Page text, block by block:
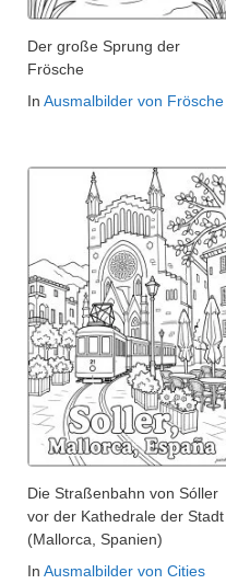
Der große Sprung der
Frösche
In Ausmalbilder von Frösche
Die Straßenbahn von Sóller
vor der Kathedrale der Stadt
(Mallorca, Spanien)
In Ausmalbilder von Cities